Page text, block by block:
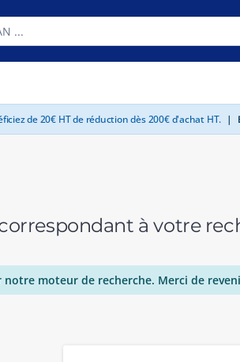
de 20€ HT de réduction dès 200€ d'achat HT. |
à votre
moteur de recherche. Merci de